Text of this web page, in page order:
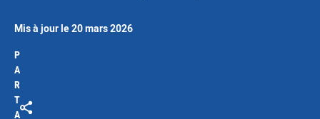
Mis à jour le 20 mars 2026
P
A
R
T
A